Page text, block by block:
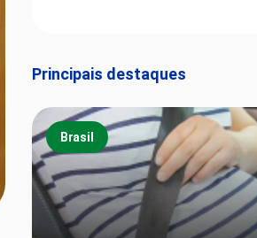
Principais destaques
Brasil